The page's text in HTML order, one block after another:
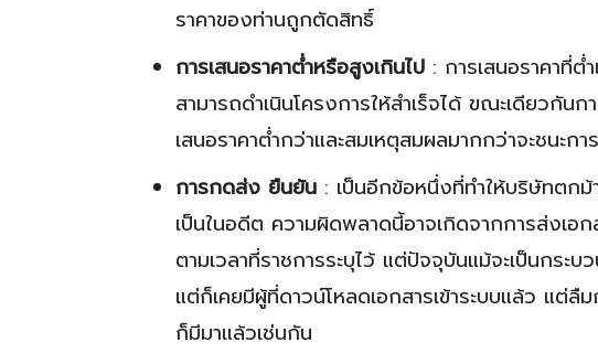
ราคาของท่านถูกตัดสิทธิ์
การเสนอราคาต่ำหรือสูงเกินไป : การเสนอราคาที่ต่
สามารถดำเนินโครงการให้สำเร็จได้ ขณะเดียวกัน
เสนอราคาต่ำกว่าและสมเหตุสมผลมากกว่าจะชนะกา
การกดส่ง ยืนยัน : เป็นอีกข้อหนึ่งที่ทำให้บริษัทตกม้
เป็นในอดีต ความผิดพลาดนี้อาจเกิดจากการส่งเอ
ตามเวลาที่ราชการระบุไว้ แต่ปัจจุบันแม้จะเป็นกระ
แต่ก็เคยมีผู้ที่ดาวน์โหลดเอกสารเข้าระบบแล้ว แ
ก็มีมาแล้วเช่นกัน